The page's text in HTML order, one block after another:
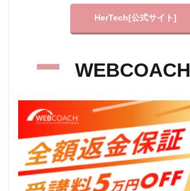
HerTech[公式サイト]
WEBCOACH